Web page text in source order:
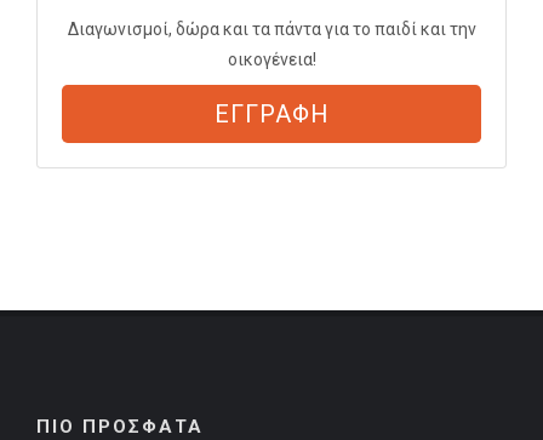
Διαγωνισμοί, δώρα και τα πάντα για το παιδί και την
οικογένεια!
ΕΓΓΡΑΦΗ
ΠΙΟ ΠΡΟΣΦΑΤΑ